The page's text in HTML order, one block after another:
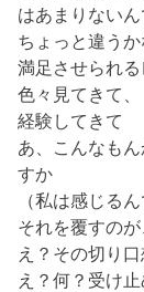
はあまりないん
ちょっと違うか
満足させられ
色々見てきて、
経験してきて
あ、こんなも
すか
（私は感じるん
それを覆すの
え？その切り
え？何？受け